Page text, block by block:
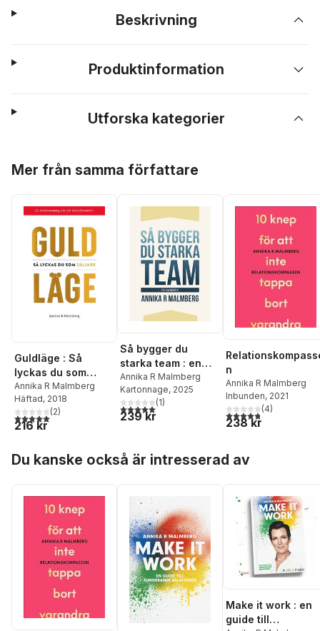
Beskrivning
Produktinformation
Utforska kategorier
Mer från samma författare
Guldläge : Så
lyckas du som
säljare
Annika R Malmberg
Häftad, 2018
5,0utav 5 stjärnor. Totalt antal röster:
(2)
216 kr
Så bygger du
starka team : en
handbok
Annika R Malmberg
Kartonnage, 2025
5,0utav 5 stjärnor. Totalt antal röster:
(1)
239 kr
n
Annika R Malmberg
Inbunden, 2021
4,8utav 5 stjärnor.
(4)
238 kr
Du kanske också är intresserad av
Make it work : en
guide till